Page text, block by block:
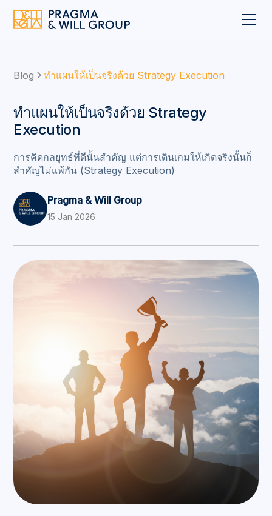
Blog ทำแผนให้เป็นจริงด้วย Strategy Execution
ทำแผนให้เป็นจริงด้วย Strategy
Execution
การคิดกลยุทธ์ที่ดีนั้นสำคัญ แต่การเดินเกมให้เกิดจริงนั้นก็
สำคัญไม่แพ้กัน (Strategy Execution)
Pragma & Will Group
15 Jan 2026